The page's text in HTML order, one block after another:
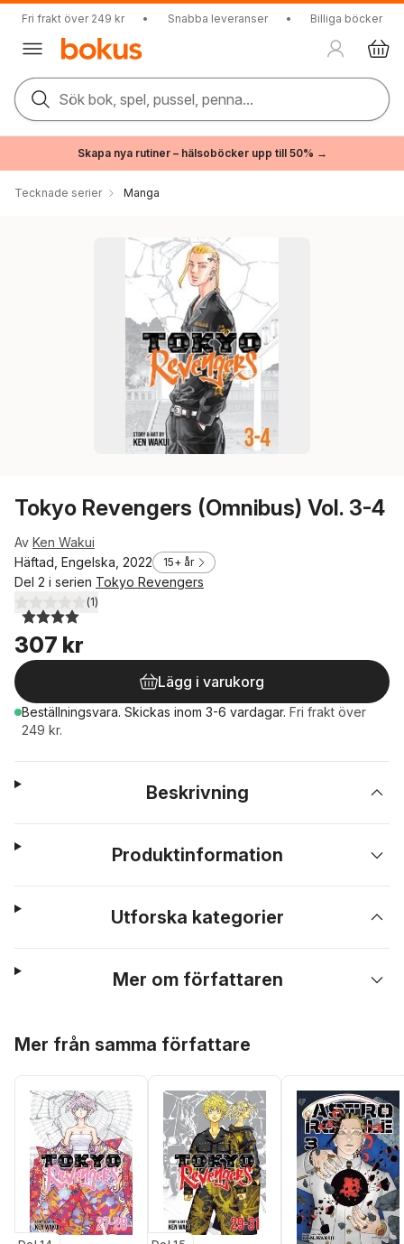
Fri frakt över 249 kr • Snabba leveranser • Billiga böcker
Sök bok, spel, pussel, penna...
Skapa nya rutiner – hälsoböcker upp till 50% →
Tecknade serier Manga
Tokyo Revengers (Omnibus) Vol. 3-4
Av Ken Wakui
Häftad, Engelska, 2022
15+ år
Del 2 i serien Tokyo Revengers
4,0utav 5 stjärnor. Totalt antal röster:
(1)
307 kr
Lägg i varukorg
Beställningsvara. Skickas inom 3-6 vardagar. Fri frakt över
249 kr.
Beskrivning
Produktinformation
Utforska kategorier
Mer om författaren
Mer från samma författare